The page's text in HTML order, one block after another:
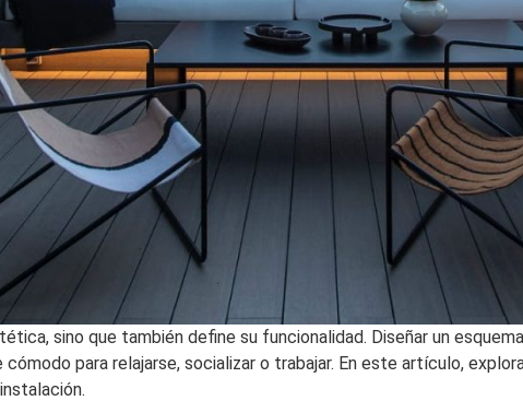
sino que también define su funcionalidad. Diseñar un
para relajarse, socializar o trabajar. En este artículo,